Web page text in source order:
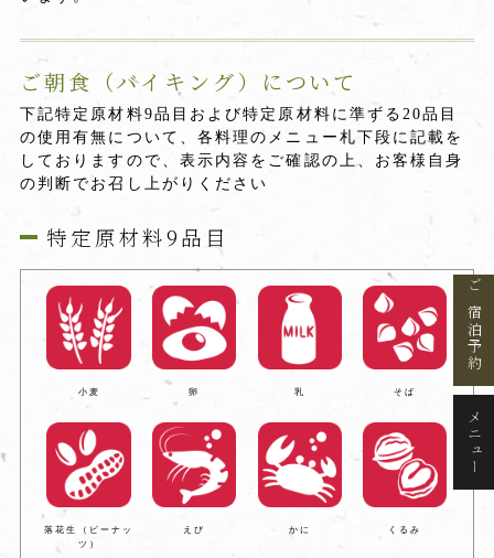
ご朝食（バイキング）について
下記特定原材料9品目および特定原材料に準ずる20品目
の使用有無について、各料理のメニュー札下段に記載を
しておりますので、表示内容をご確認の上、お客様自身
の判断でお召し上がりください
特定原材料9品目
小麦 卵 乳 そば
落花生（ピーナッ
ツ）
えび かに くるみ
ご宿泊予約
メニュー